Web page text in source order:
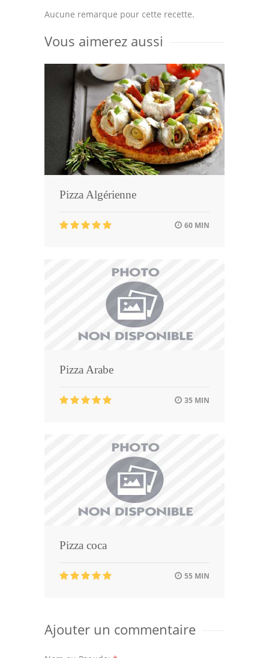
Aucune remarque pour cette recette.
Vous aimerez aussi
Pizza Algérienne
60 MIN
Pizza Arabe
35 MIN
Pizza coca
55 MIN
Ajouter un commentaire